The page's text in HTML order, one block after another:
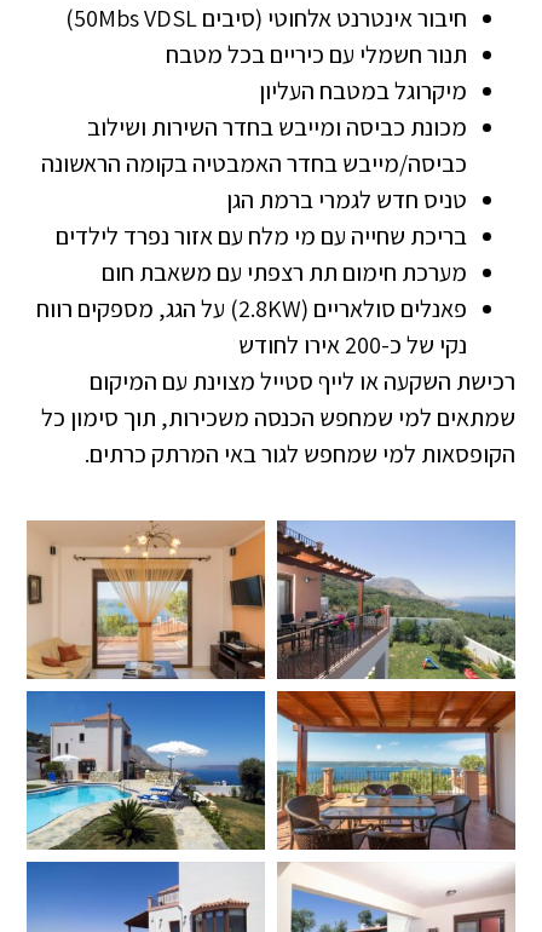
חיבור אינטרנט אלחוטי (סיבים 50Mbs VDSL)
תנור חשמלי עם כיריים בכל מטבח
מיקרוגל במטבח העליון
מכונת כביסה ומייבש בחדר השירות ושילוב
כביסה/מייבש בחדר האמבטיה בקומה הראשונה
טניס חדש לגמרי ברמת הגן
בריכת שחייה עם מי מלח עם אזור נפרד לילדים
מערכת חימום תת רצפתי עם משאבת חום
פאנלים סולאריים (2.8KW) על הגג, מספקים רווח
נקי של כ-200 אירו לחודש
רכישת השקעה או לייף סטייל מצוינת עם המיקום
שמתאים למי שמחפש הכנסה משכירות, תוך סימון כל
הקופסאות למי שמחפש לגור באי המרתק כרתים.